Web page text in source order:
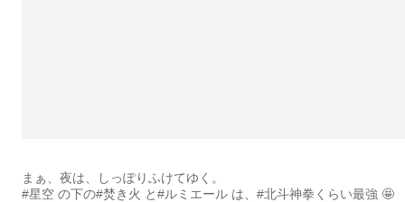
まぁ、夜は、しっぽりふけてゆく。
#星空 の下の#焚き火 と#ルミエール は、#北斗神拳くらい最強 🤩